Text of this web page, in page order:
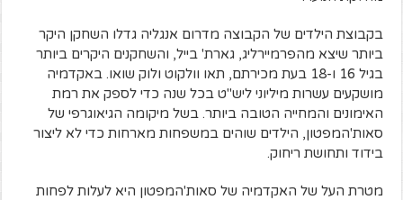
בקבוצת הילדים של הקבוצה מדרום אנגליה גדלו השחקן היקר
ביותר שיצא מהפרמיירליג, גארת' בייל, והשחקנים היקרים ביותר
בגיל 16 ו-18 בעת מכירתם, תאו וולקוט ולוק שואו. באקדמיה
מושקעים עשרות מיליוני ליש"ט בכל שנה כדי לספק את רמת
האימונים והמחייה הטובה ביותר. בשל מיקומה הגיאוגרפי של
סאות'המפטון, הילדים שוהים במשפחות מארחות כדי לא ליצור
בידוד ותחושת ריחוק.
מטרת העל של האקדמיה של סאות'המפטון היא לעלות לפחות